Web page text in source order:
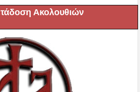
Ακολουθιών